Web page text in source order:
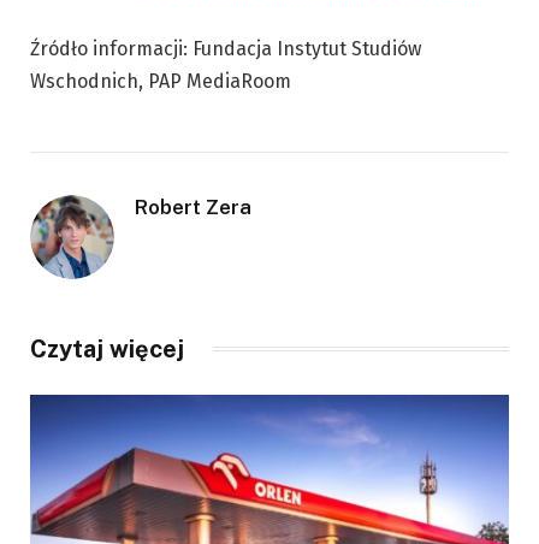
Źródło informacji: Fundacja Instytut Studiów
Wschodnich, PAP MediaRoom
Robert Zera
Czytaj więcej